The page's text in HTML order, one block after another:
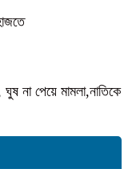
না পেয়ে মামলা,নাতিকে